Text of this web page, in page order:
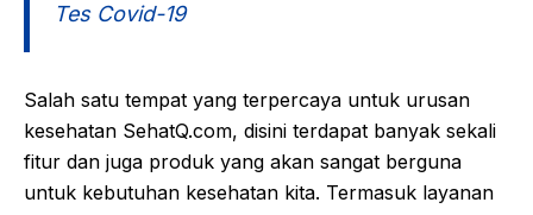
Tes Covid-19
Salah satu tempat yang terpercaya untuk urusan
kesehatan SehatQ.com, disini terdapat banyak sekali
fitur dan juga produk yang akan sangat berguna
untuk kebutuhan kesehatan kita. Termasuk layanan